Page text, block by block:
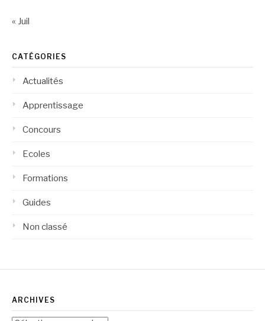
« Juil
CATÉGORIES
Actualités
Apprentissage
Concours
Ecoles
Formations
Guides
Non classé
ARCHIVES